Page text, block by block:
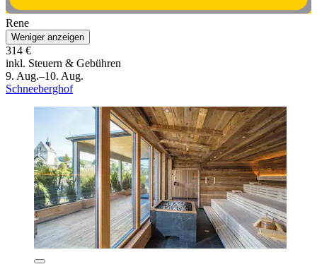
Rene
Weniger anzeigen
314 €
inkl. Steuern & Gebühren
9. Aug.–10. Aug.
Schneeberghof